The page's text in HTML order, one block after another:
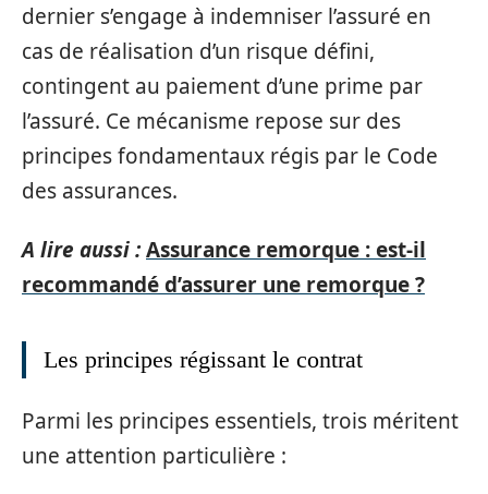
dernier s’engage à indemniser l’assuré en
cas de réalisation d’un risque défini,
contingent au paiement d’une prime par
l’assuré. Ce mécanisme repose sur des
principes fondamentaux régis par le Code
des assurances.
A lire aussi :Assurance remorque : est-il
recommandé d’assurer une remorque ?
Les principes régissant le contrat
Parmi les principes essentiels, trois méritent
une attention particulière :